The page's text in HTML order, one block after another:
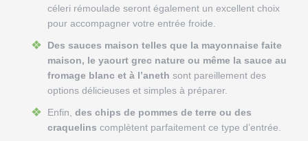
céleri rémoulade seront également un excellent choix
pour accompagner votre entrée froide.
Des sauces maison telles que la mayonnaise faite
maison, le yaourt grec nature ou même la sauce au
fromage blanc et à l’aneth sont pareillement des
options délicieuses et simples à préparer.
Enfin, des chips de pommes de terre ou des
craquelins complètent parfaitement ce type d’entrée.